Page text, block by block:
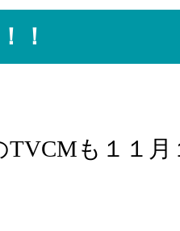
！
も１１月